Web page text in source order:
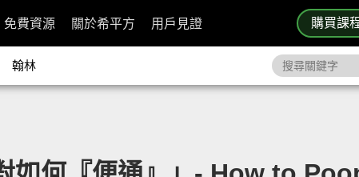
購買課
免費資源 關於希平方 用戶見證
翰林